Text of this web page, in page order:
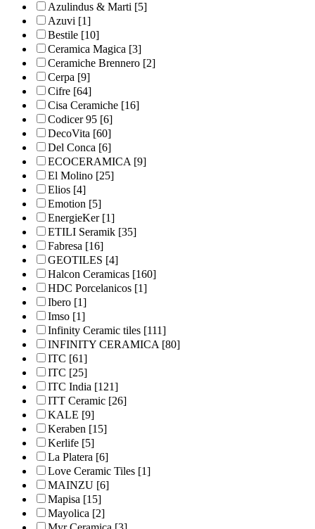
Azulindus & Marti [5]
Azuvi [1]
Bestile [10]
Ceramica Magica [3]
Ceramiche Brennero [2]
Cerpa [9]
Cifre [64]
Cisa Ceramiche [16]
Codicer 95 [6]
DecoVita [60]
Del Conca [6]
ECOCERAMICA[9]
El Molino [25]
Elios [4]
Emotion [5]
EnergieKer[1]
ETILI Seramik [35]
Fabresa [16]
GEOTILES [4]
Halcon Ceramicas [160]
HDC Porcelanicos [1]
Ibero [1]
Imso [1]
Infinity Ceramic tiles [111]
INFINITY CERAMICA[80]
ITC [61]
ITC [25]
ITC India [121]
ITT Ceramic [26]
KALE [9]
Keraben [15]
Kerlife [5]
La Platera [6]
Love Ceramic Tiles [1]
MAINZU [6]
Mapisa [15]
Mayolica [2]